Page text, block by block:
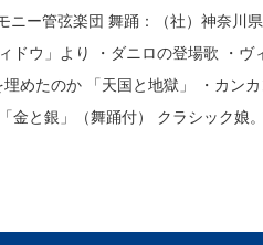
ー管弦楽団 舞踊：（社）神奈川
ドウ」より ・ダニロの登場歌 ・ヴ
めたのか 「天国と地獄」 ・カン
金と銀」（舞踊付） クラシック娘